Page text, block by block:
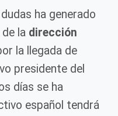
ha generado
la dirección
la llegada de
presidente del
días se ha
español tendrá